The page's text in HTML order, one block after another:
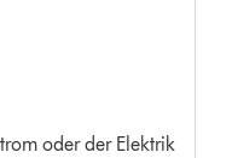
oder der Elektrik